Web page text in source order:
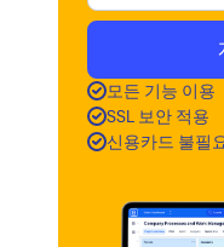
모든 기능 이용
SSL 보안 적용
신용카드 불필